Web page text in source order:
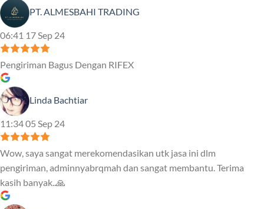
PT. ALMESBAHI TRADING
06:41 17 Sep 24
Pengiriman Bagus Dengan RIFEX
Linda Bachtiar
11:34 05 Sep 24
Wow, saya sangat merekomendasikan utk jasa ini dlm
pengiriman, adminnyabrqmah dan sangat membantu. Terima
kasih banyak..🙏